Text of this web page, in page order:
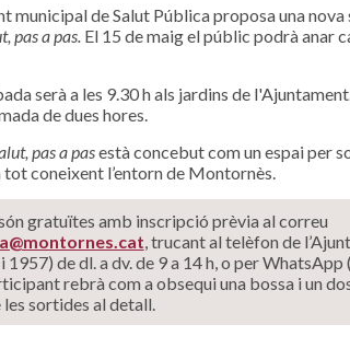
municipal de Salut Pública proposa una
pas a pas. El 15 de maig el públic podrà anar
serà a les 9.30 h als jardins de
de dues hores.
pas a pasestà concebut com un espai per
coneixent l’entorn de Montornès.
gratuïtes amb inscripció prèvia al correu
, trucant al telèfon de
1957) de dl. a dv. de 9 a 14 h, o per
rebrà com a obsequi una bossa i un
sortides al detall.